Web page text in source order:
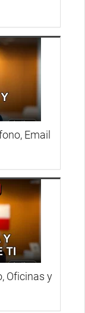
Email
Oficinas y